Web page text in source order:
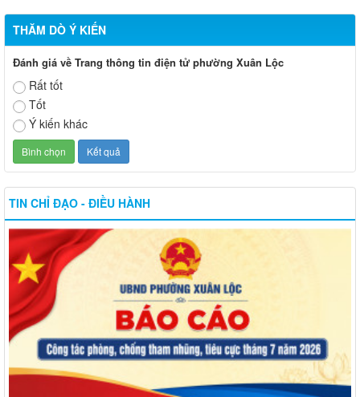
THĂM DÒ Ý KIẾN
Đánh giá về Trang thông tin điện tử phường Xuân Lộc
Rất tốt
Tốt
Ý kiến khác
TIN CHỈ ĐẠO - ĐIỀU HÀNH